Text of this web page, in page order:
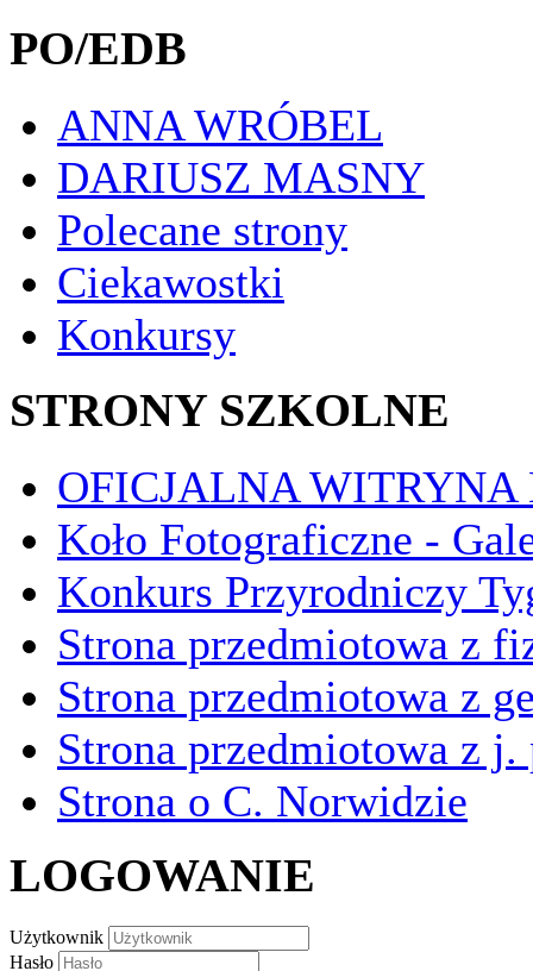
PO/EDB
ANNA WRÓBEL
DARIUSZ MASNY
Polecane strony
Ciekawostki
Konkursy
STRONY SZKOLNE
OFICJALNA
Koło Fotograficzne -
Konkurs Przyrodniczy
Strona przedmiotowa z
Strona przedmiotowa z
Strona przedmiotowa z j.
Strona o C. Norwidzie
LOGOWANIE
Użytkownik
Hasło